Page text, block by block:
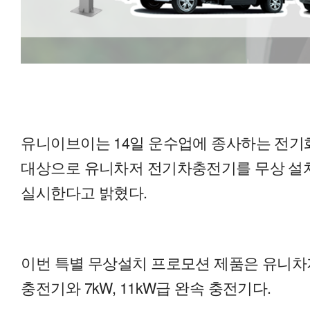
유니이브이는 14일 운수업에 종사하는 전
대상으로 유니차저 전기차충전기를 무상
실시한다고 밝혔다.
이번 특별 무상설치 프로모션 제품은 유니
충전기와 7kW, 11kW급 완속 충전기다.